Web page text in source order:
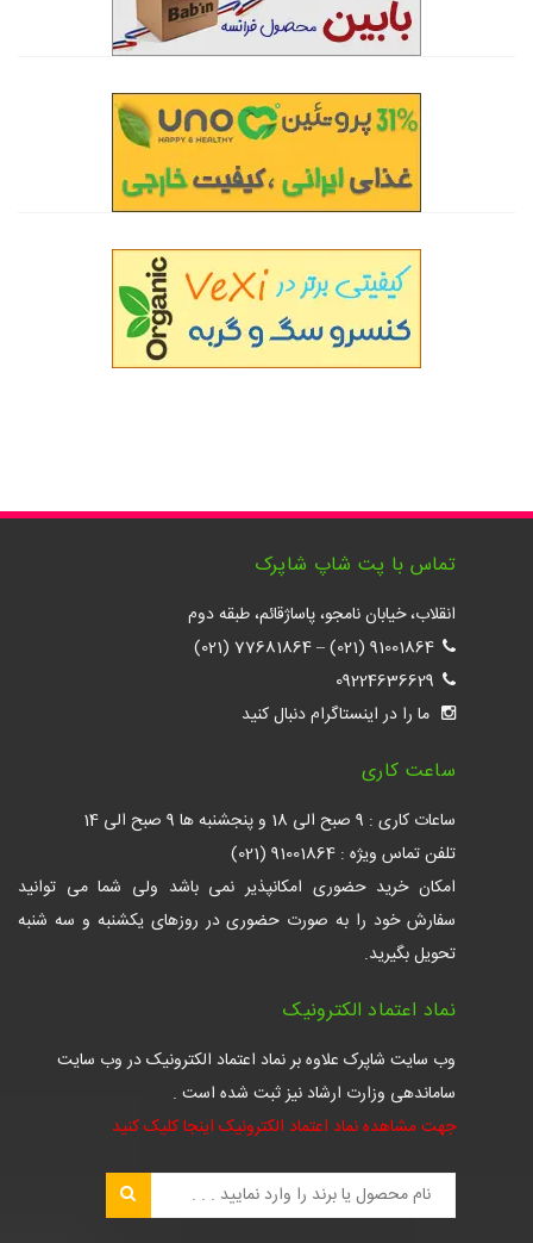
تماس با پت شاپ شاپرک
انقلاب، خیابان نامجو، پاساژقائم، طبقه دوم
91001864 (021)
–
77681864 (021)
09224636629
ما را در اینستاگرام دنبال کنید
ساعت کاری
ساعات کاری : 9 صبح الی 18 و پنجشنبه ها 9 صبح الی 14
تلفن تماس ویژه : 91001864 (021)
امکان خرید حضوری امکانپذیر نمی باشد ولی شما می توانید
سفارش خود را به صورت حضوری در روزهای یکشنبه و سه شنبه
تحویل بگیرید.
نماد اعتماد الکترونیک
وب سایت شاپرک علاوه بر نماد اعتماد الکترونیک در وب سایت
ساماندهی وزارت ارشاد نیز ثبت شده است .
جهت مشاهده نماد اعتماد الکترونیک اینجا کلیک کنید